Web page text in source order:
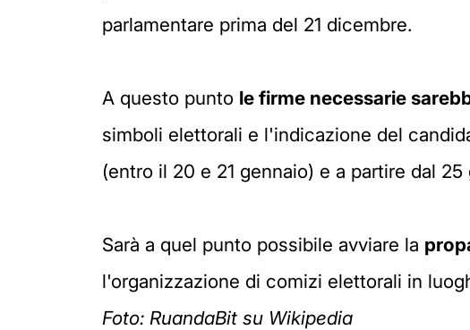
parlamentare prima del 21 dicembre.
A questo punto le firme necessarie
simboli elettorali e l'indicazione del
(entro il 20 e 21 gennaio) e a partire dal
Sarà a quel punto possibile avviare la
l'organizzazione di comizi elettorali in
Foto: RuandaBit su Wikipedia